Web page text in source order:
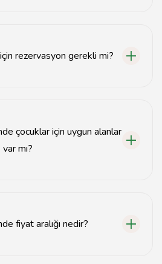
rezervasyon gerekli mi?
çocuklar için uygun alanlar
var mı?
fiyat aralığı nedir?